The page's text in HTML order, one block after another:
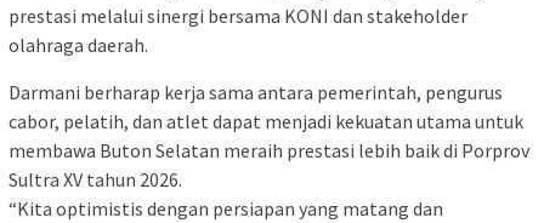
prestasi melalui sinergi bersama KONI dan stakeholder
olahraga daerah.
Darmani berharap kerja sama antara pemerintah, pengurus
cabor, pelatih, dan atlet dapat menjadi kekuatan utama untuk
membawa Buton Selatan meraih prestasi lebih baik di Porprov
Sultra XV tahun 2026.
“Kita optimistis dengan persiapan yang matang dan